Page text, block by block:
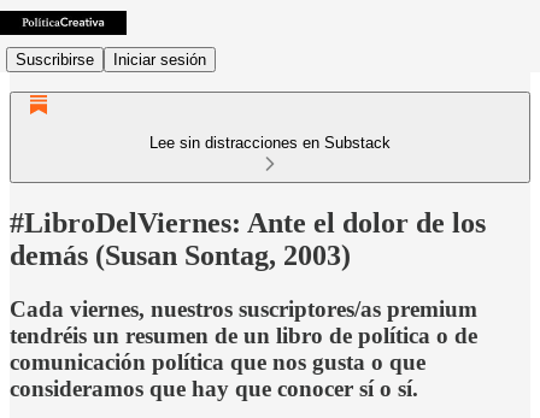
Suscribirse Iniciar sesión
Lee sin distracciones en Substack
#LibroDelViernes: Ante el dolor de los
demás (Susan Sontag, 2003)
Cada viernes, nuestros suscriptores/as premium
tendréis un resumen de un libro de política o de
comunicación política que nos gusta o que
consideramos que hay que conocer sí o sí.